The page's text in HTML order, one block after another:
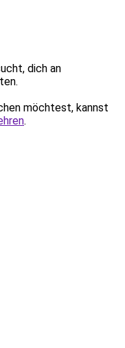
dich an
möchtest, kannst
.